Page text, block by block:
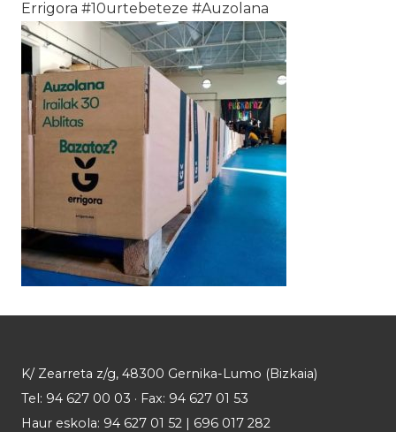
Errigora #10urtebeteze #Auzolana
K/ Zearreta z/g, 48300 Gernika-Lumo (Bizkaia)
Tel: 94 627 00 03 · Fax: 94 627 01 53
Haur eskola: 94 627 01 52 | 696 017 282